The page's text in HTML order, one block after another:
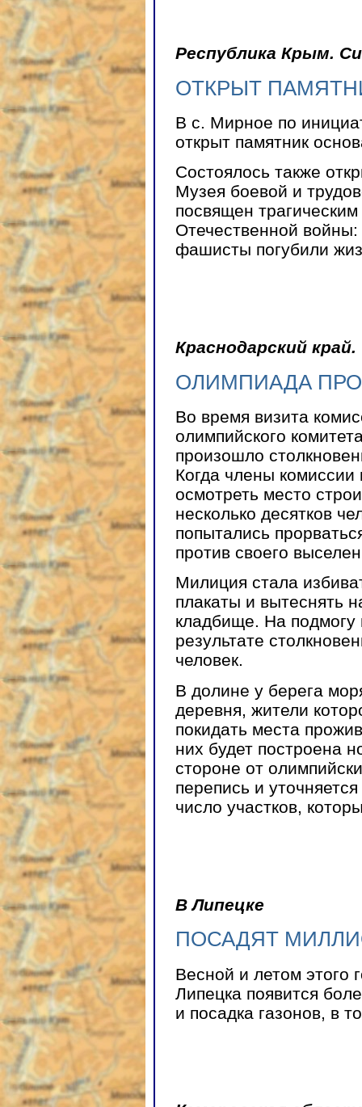
Республика Крым.
ОТКРЫТ
В с. Мирное по
открыт памятник
Состоялось также
Музея боевой и
посвящен
Отечественной
фашисты погубили
Краснодарский край.
ОЛИМПИАДА
Во время визита
олимпийского
произошло
Когда члены
осмотреть место
несколько десятков
попытались
против своего
Милиция стала
плакаты и вытеснять
кладбище. На
результате
человек.
В долине у берега
деревня, жители
покидать места
них будет построена
стороне от
перепись и
число участков,
В Липецке
ПОСАДЯТ
Весной и летом этого
Липецка появится
и посадка газонов, в